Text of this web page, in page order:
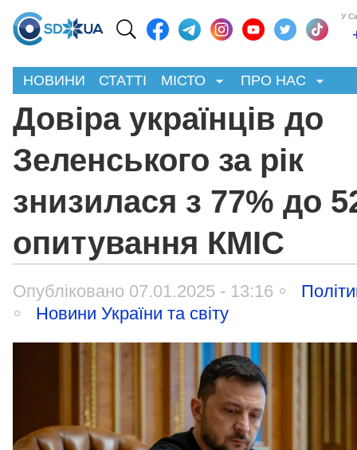
У
НОВИНИ СТАТТІ МІСТО ПРО НАС
Довіра українців до
Зеленського за рік
знизилася з 77% до
опитування КМІС
Опубліковано 07.01.2025 - 13:16
Новини України та світу